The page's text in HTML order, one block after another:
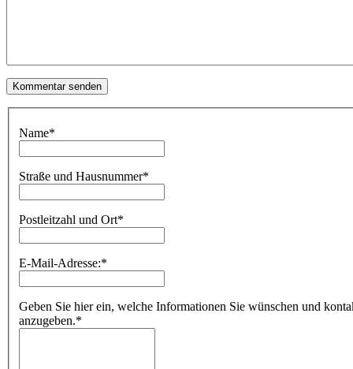
Name*
Straße und Hausnummer*
Postleitzahl und Ort*
E-Mail-Adresse:*
Geben Sie hier ein, welche Informationen Sie wünschen und
anzugeben.*